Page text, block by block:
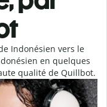
Indonésien vers le
en quelques
qualité de Quillbot.